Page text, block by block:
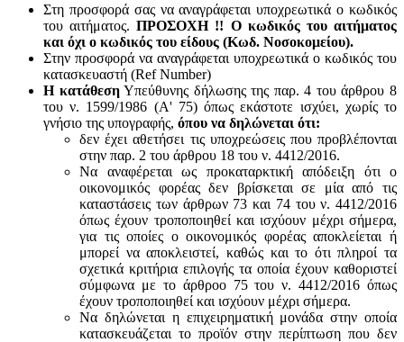
Στη προσφορά σας να αναγράφεται υποχρεωτικά ο κωδικός
του αιτήματος.ΠΡΟΣΟΧΗ !! Ο κωδικός του αιτήματος
και όχι ο κωδικός του είδους (Κωδ. Νοσοκομείου).
Στην προσφορά να αναγράφεται υποχρεωτικά ο κωδικός του
κατασκευαστή (Ref Number)
Η κατάθεσηΥπεύθυνης δήλωσης της παρ. 4 του άρθρου 8
του ν. 1599/1986 (Α' 75) όπως εκάστοτε ισχύει, χωρίς το
γνήσιο της υπογραφής, όπου να δηλώνεται ότι:
δεν έχει αθετήσει τις υποχρεώσεις που προβλέπονται
στην παρ. 2 του άρθρου 18 του ν. 4412/2016.
Να αναφέρεται ως προκαταρκτική απόδειξη ότι ο
οικονομικός φορέας δεν βρίσκεται σε μία από τις
καταστάσεις των άρθρων 73 και 74 του ν. 4412/2016
όπως έχουν τροποποιηθεί και ισχύουν μέχρι σήμερα,
για τις οποίες ο οικονομικός φορέας αποκλείεται ή
μπορεί να αποκλειστεί, καθώς και το ότι πληροί τα
σχετικά κριτήρια επιλογής τα οποία έχουν καθοριστεί
σύμφωνα με τo άρθροo 75 του ν. 4412/2016 όπως
έχουν τροποποιηθεί και ισχύουν μέχρι σήμερα.
Να δηλώνεται η επιχειρηματική μονάδα στην οποία
κατασκευάζεται το προϊόν στην περίπτωση που δεν